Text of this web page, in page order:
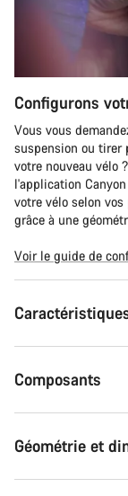
Configurons
Vous vous
suspension ou tirer
votre nouveau vélo
l'application
votre vélo selon
grâce à une
Voir le guide de
Composants
Géométrie et